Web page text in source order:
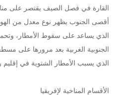
القارة في فصل الصيف يقتصر على
أقصى الجنوب يظهر نوع معدل من
الذي يساعد على سقوط الأمطار،
الجنوبية الغربية بعد مرورها على
الذي يسبب الأمطار الشتوية في
الأقسام المناخية لإفريقيا